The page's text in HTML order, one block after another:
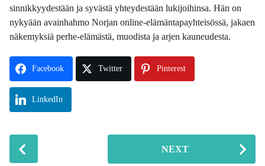
sinnikkyydestään ja syvästä yhteydestään lukijoihinsa. Hän on
nykyään avainhahmo Norjan online-elämäntapayhteisössä, jakaen
näkemyksiä perhe-elämästä, muodista ja arjen kauneudesta.
Facebook Twitter Pinterest
LinkedIn
P
o
NEXT